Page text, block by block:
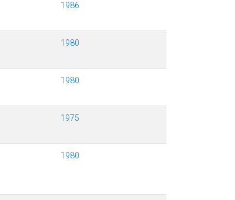
1986
1980
1980
1975
1980